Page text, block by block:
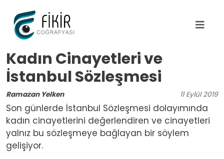
Kadın Cinayetleri ve
İstanbul Sözleşmesi
Ramazan Yelken 11 Eylül 2019
Son günlerde İstanbul Sözleşmesi dolayımında
kadın cinayetlerini değerlendiren ve cinayetleri
yalnız bu sözleşmeye bağlayan bir söylem
gelişiyor.